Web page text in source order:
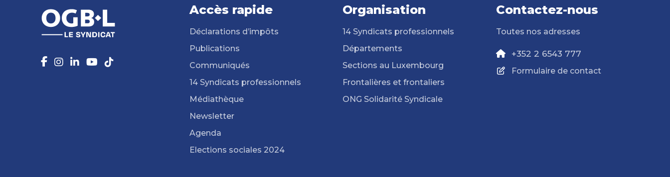
Accès rapide
Déclarations d’impôts
Publications
Communiqués
14 Syndicats professionnels
Médiathèque
Newsletter
Agenda
Elections sociales 2024
Organisation
14 Syndicats professionnels
Départements
Sections au Luxembourg
Frontalières et frontaliers
ONG Solidarité Syndicale
Contactez-nous
Toutes nos adresses
+352 2 6543 777
Formulaire de contact